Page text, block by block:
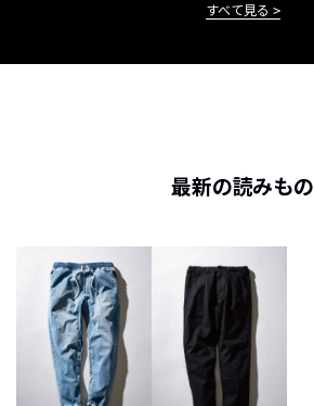
すべて見る
最新の読みもの